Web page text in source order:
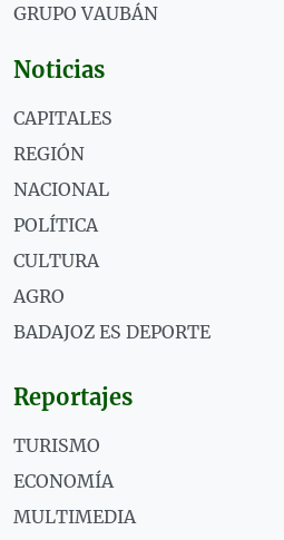
GRUPO VAUBÁN
Noticias
CAPITALES
REGIÓN
NACIONAL
POLÍTICA
CULTURA
AGRO
BADAJOZ ES DEPORTE
Reportajes
TURISMO
ECONOMÍA
MULTIMEDIA